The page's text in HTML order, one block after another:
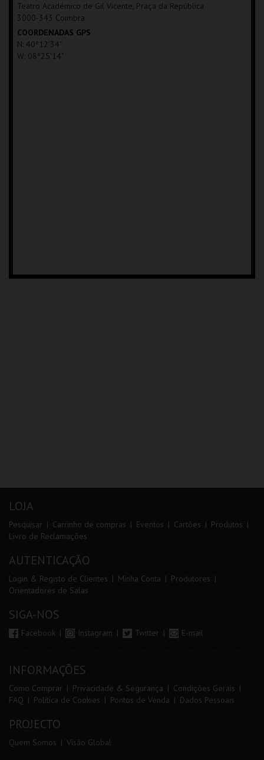
COMPRAR
Teatro Académico de Gil Vicente, Praça da República
3000-343 Coimbra
COORDENADAS GPS
N: 40º12'34"
W: 08º25'14"
LOJA
Pesquisar Carrinho de compras Eventos Cartões
Produtos
Livro de Reclamações
AUTENTICAÇÃO
Login & Registo de Clientes Minha Conta
Produtores
Orientadores de Salas
SIGA-NOS
Facebook Instagram Twitter E-mail
INFORMAÇÕES
Como Comprar Privacidade & Segurança
Condições Gerais
FAQ
Política de Cookies Pontos de Venda Dados Pessoais
PROJECTO
Quem Somos Visão Global